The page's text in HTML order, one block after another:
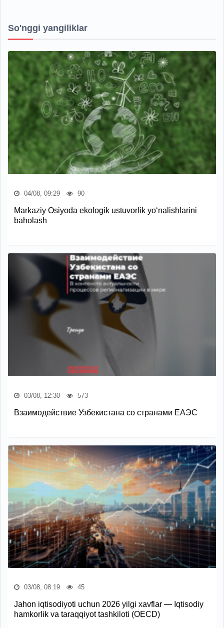
So'nggi yangiliklar
04/08, 09:29 90
Markaziy Osiyoda ekologik ustuvorlik yo‘nalishlarini
baholash
03/08, 12:30 573
Взаимодействие Узбекистана со странами ЕАЭС
03/08, 08:19 45
Jahon iqtisodiyoti uchun 2026 yilgi xavflar — Iqtisodiy
hamkorlik va taraqqiyot tashkiloti (OECD)